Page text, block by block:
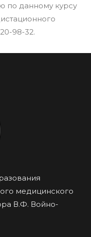
по данному курсу
98-32.
медицинского
В.Ф. Войно-